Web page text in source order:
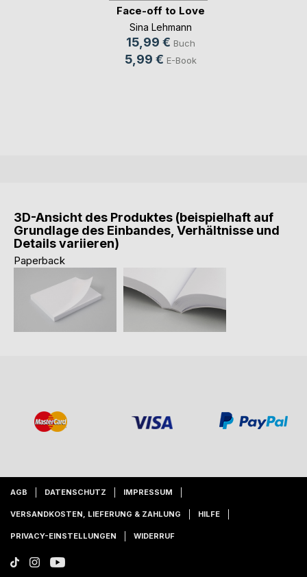
Face-off to Love
Sina Lehmann
15,99 € Buch
5,99 € E-Book
3D-Ansicht des Produktes (beispielhaft auf
Grundlage des Einbandes, Verhältnisse und
Details variieren)
Paperback
AGB DATENSCHUTZ IMPRESSUM
VERSANDKOSTEN, LIEFERUNG & ZAHLUNG HILFE
PRIVACY-EINSTELLUNGEN WIDERRUF